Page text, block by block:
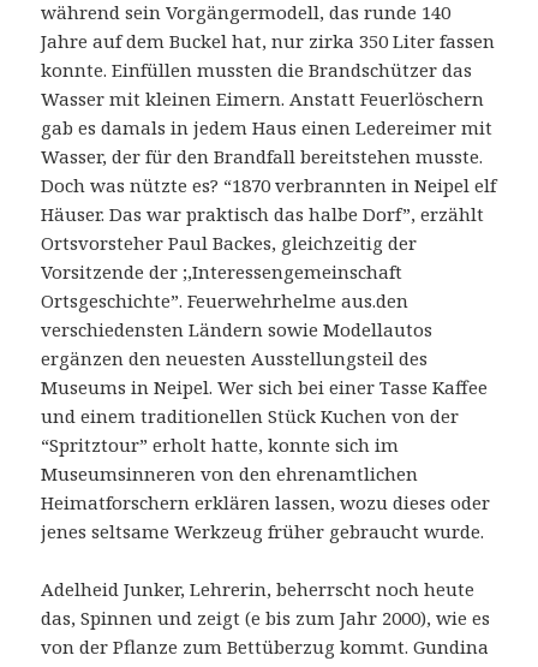
während sein Vorgängermodell, das runde 140
Jahre auf dem Buckel hat, nur zirka 350 Liter fassen
konnte. Einfüllen mussten die Brandschützer das
Wasser mit kleinen Eimern. Anstatt Feuerlöschern
gab es damals in jedem Haus einen Ledereimer mit
Wasser, der für den Brandfall bereitstehen musste.
Doch was nützte es? “1870 verbrannten in Neipel elf
Häuser. Das war praktisch das halbe Dorf”, erzählt
Ortsvorsteher Paul Backes, gleichzeitig der
Vorsitzende der ;,Interessengemeinschaft
Ortsgeschichte”. Feuerwehrhelme aus.den
verschiedensten Ländern sowie Modellautos
ergänzen den neuesten Ausstellungsteil des
Museums in Neipel. Wer sich bei einer Tasse Kaffee
und einem traditionellen Stück Kuchen von der
“Spritztour” erholt hatte, konnte sich im
Museumsinneren von den ehrenamtlichen
Heimatforschern erklären lassen, wozu dieses oder
jenes seltsame Werkzeug früher gebraucht wurde.
Adelheid Junker, Lehrerin, beherrscht noch heute
das, Spinnen und zeigt (e bis zum Jahr 2000), wie es
von der Pflanze zum Bettüberzug kommt. Gundina